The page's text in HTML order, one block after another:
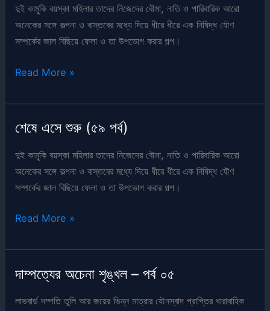
দুই কামুকি বয়স্কা মহিলার তাদের নিজেদের বৌমা, নাতি ও পারিবারিক আরো
অনেকের সঙ্গে কল্পনা ও বাস্তবের মধ্যে দিয়ে ধীরে ধীরে এক নিষিদ্ধ যৌণ
সম্পর্কের জাল বিছিয়ে ফেলা ও তা উপভোগ করার গল্প।
শেষে
শুরু
(৬১
পর্ব)
Read More »
শেষে এসে শুরু (৫৯ পর্ব)
দুই কামুকি বয়স্কা মহিলার তাদের নিজেদের বৌমা, নাতি ও পারিবারিক আরো
অনেকের সঙ্গে কল্পনা ও বাস্তবের মধ্যে দিয়ে ধীরে ধীরে এক নিষিদ্ধ যৌণ
সম্পর্কের জাল বিছিয়ে ফেলা ও তা উপভোগ করার গল্প।
শেষে
শুরু
(৫৯
পর্ব)
Read More »
দাম্পত্যের অচেনা শৃঙ্খল – পর্ব ০৫
লাভবার্ড দম্পতি তুলি আর জয়ের ভিন্ন মাত্রার যৌনস্বাদ প্রাপ্তির ধারাবাহিক